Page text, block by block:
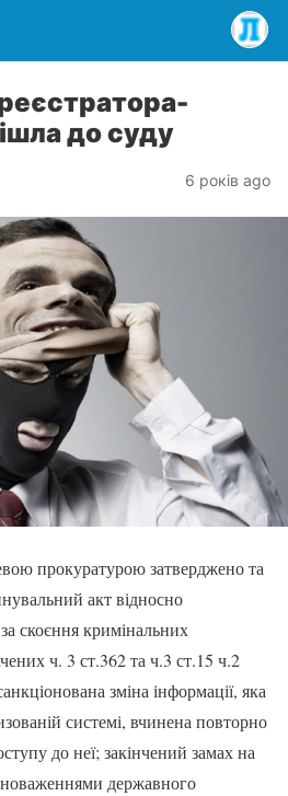
до суду
6 років ago
прокуратурою затверджено та
акт відносно
скоєння кримінальних
ч. 3 ст.362 та ч.3 ст.15 ч.2
зміна інформації, яка
системі, вчинена повторно
до неї; закінчений замах на
державного